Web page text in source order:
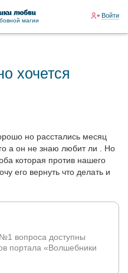
магии
Войти
хочется
но расстались месяц
а он не знаю любит ли . Но
которая против нашего
его вернуть что делать и
вопроса доступны
портала «Волшебники